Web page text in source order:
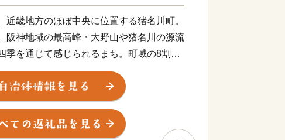
近畿地方のほぼ中央に位置する猪名川町。
阪神地域の最高峰・大野山や猪名川の源流
季を通じて感じられるまち。町域の8割を
などを背景に、昭和40年代から大規模な
、鉄道の乗り入れやバス路線の整備、大規
ど、にぎわいと発展を続けてきました。阪
全町が公園のような貴重な居住環境となっ
が緑と暮らしていくことができる快適な